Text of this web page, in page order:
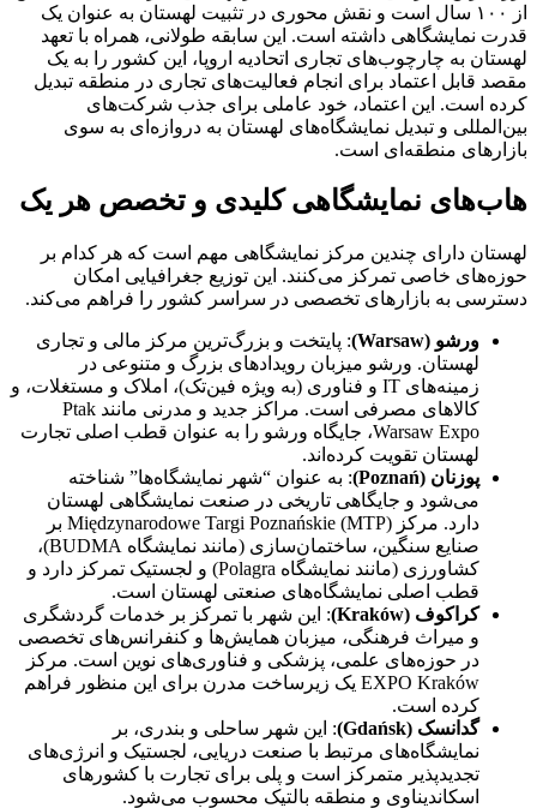
از ۱۰۰ سال است و نقش محوری در تثبیت لهستان به عنوان یک
قدرت نمایشگاهی داشته است. این سابقه طولانی، همراه با تعهد
لهستان به چارچوب‌های تجاری اتحادیه اروپا، این کشور را به یک
مقصد قابل اعتماد برای انجام فعالیت‌های تجاری در منطقه تبدیل
کرده است. این اعتماد، خود عاملی برای جذب شرکت‌های
بین‌المللی و تبدیل نمایشگاه‌های لهستان به دروازه‌ای به سوی
بازارهای منطقه‌ای است.
هاب‌های نمایشگاهی کلیدی و تخصص هر یک
لهستان دارای چندین مرکز نمایشگاهی مهم است که هر کدام بر
حوزه‌های خاصی تمرکز می‌کنند. این توزیع جغرافیایی امکان
دسترسی به بازارهای تخصصی در سراسر کشور را فراهم می‌کند.
ورشو (Warsaw
): پایتخت و بزرگ‌ترین مرکز مالی و تجاری
لهستان. ورشو میزبان رویدادهای بزرگ و متنوعی در
زمینه‌های IT و فناوری (به ویژه فین‌تک)، املاک و مستغلات، و
کالاهای مصرفی است. مراکز جدید و مدرنی مانند Ptak
Warsaw Expo، جایگاه ورشو را به عنوان قطب اصلی تجارت
لهستان تقویت کرده‌اند.
پوزنان (Poznań
): به عنوان “شهر نمایشگاه‌ها” شناخته
می‌شود و جایگاهی تاریخی در صنعت نمایشگاهی لهستان
دارد. مرکز Międzynarodowe Targi Poznańskie (MTP) بر
صنایع سنگین، ساختمان‌سازی (مانند نمایشگاه BUDMA)،
کشاورزی (مانند نمایشگاه Polagra) و لجستیک تمرکز دارد و
قطب اصلی نمایشگاه‌های صنعتی لهستان است.
کراکوف (Kraków
): این شهر با تمرکز بر خدمات گردشگری
و میراث فرهنگی، میزبان همایش‌ها و کنفرانس‌های تخصصی
در حوزه‌های علمی، پزشکی و فناوری‌های نوین است. مرکز
EXPO Kraków یک زیرساخت مدرن برای این منظور فراهم
کرده است.
گدانسک (Gdańsk
): این شهر ساحلی و بندری، بر
نمایشگاه‌های مرتبط با صنعت دریایی، لجستیک و انرژی‌های
تجدیدپذیر متمرکز است و پلی برای تجارت با کشورهای
اسکاندیناوی و منطقه بالتیک محسوب می‌شود.